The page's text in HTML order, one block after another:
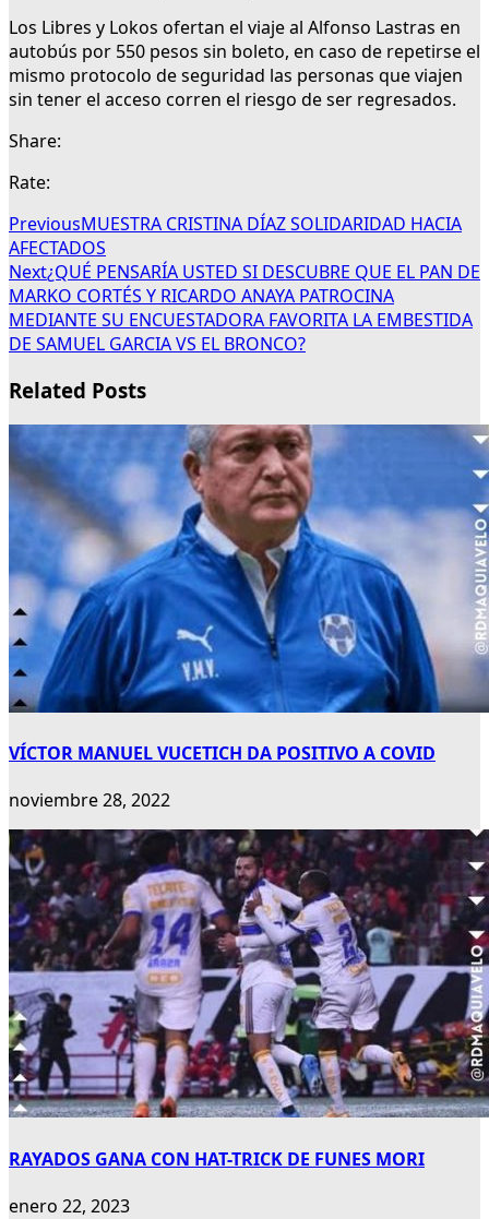
Los Libres y Lokos ofertan el viaje al Alfonso Lastras en
autobús por 550 pesos sin boleto, en caso de repetirse el
mismo protocolo de seguridad las personas que viajen
sin tener el acceso corren el riesgo de ser regresados.
Share:
Rate:
PreviousMUESTRA CRISTINA DÍAZ SOLIDARIDAD HACIA
AFECTADOS
Next¿QUÉ PENSARÍA USTED SI DESCUBRE QUE EL PAN DE
MARKO CORTÉS Y RICARDO ANAYA PATROCINA
MEDIANTE SU ENCUESTADORA FAVORITA LA EMBESTIDA
DE SAMUEL GARCIA VS EL BRONCO?
Related Posts
VÍCTOR MANUEL VUCETICH DA POSITIVO A COVID
noviembre 28, 2022
RAYADOS GANA CON HAT-TRICK DE FUNES MORI
enero 22, 2023